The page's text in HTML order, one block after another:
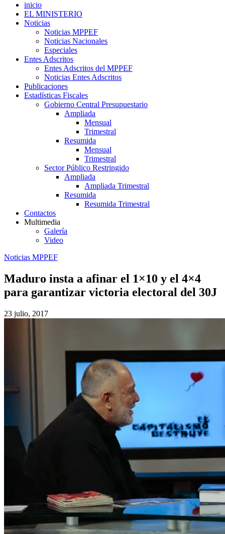
inicio
EL MINISTERIO
Noticias
Noticias MPPEF
Noticias Nacionales
Especiales
Entes Adscritos
Entes Adscritos del MPPEF
Noticias Entes Adscritos
Publicaciones
Estadísticas Fiscales
Gobierno Central Presupuestario
Ampliada
Mensual
Trimestral
Resumida
Mensual
Trimestral
Sector Público Restringido
Ampliada
Ampliada Trimestral
Resumida
Resumida Trimestral
Contactos
Multimedia
Galería
Video
Noticias MPPEF
Maduro insta a afinar el 1×10 y el 4×4
para garantizar victoria electoral del 30J
23 julio, 2017